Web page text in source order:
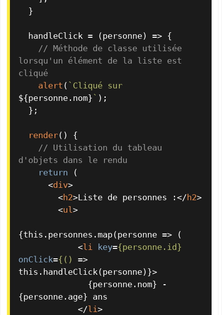
  handleClick =
(personne) => {
// Méthode de classe utilisée
lorsqu'un élément de la liste est
cliqué
alert (
${personne.nom} ` );
render( ) {
// Utilisation du tableau
d'objets dans le rendu
return (
<div>
<h2>Liste de personnes :</ h2>
<ul>
{this.personnes.map(personne => (
<li key={personne.id}
onClick={()
=>
this.handleClick(personne)}>
{personne.age} ans
</li>